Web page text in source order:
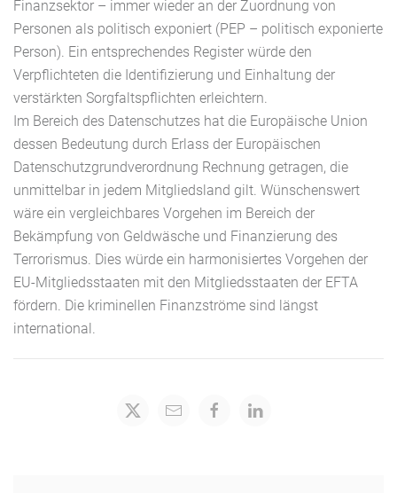
Finanzsektor – immer wieder an der Zuordnung von
Personen als politisch exponiert (PEP – politisch exponierte
Person). Ein entsprechendes Register würde den
Verpflichteten die Identifizierung und Einhaltung der
verstärkten Sorgfaltspflichten erleichtern.
Im Bereich des Datenschutzes hat die Europäische Union
dessen Bedeutung durch Erlass der Europäischen
Datenschutzgrundverordnung Rechnung getragen, die
unmittelbar in jedem Mitgliedsland gilt. Wünschenswert
wäre ein vergleichbares Vorgehen im Bereich der
Bekämpfung von Geldwäsche und Finanzierung des
Terrorismus. Dies würde ein harmonisiertes Vorgehen der
EU-Mitgliedsstaaten mit den Mitgliedsstaaten der EFTA
fördern. Die kriminellen Finanzströme sind längst
international.